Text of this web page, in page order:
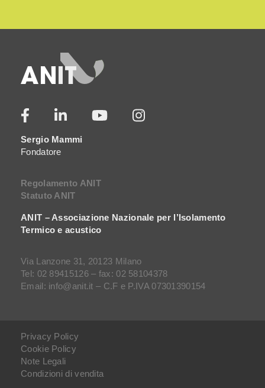
Sergio Mammi
Fondatore
Regolamento ANIT
Statuto ANIT
ANIT – Associazione Nazionale per l’Isolamento
Termico e acustico
Via Lanzone 31, 20123 Milano
Tel: 02 89415126 – fax: 02 58104378
Email: info@anit.it – C.F e P.IVA 07301390154
Privacy Policy
Cookie Policy
Note Legali
Condizioni di vendita